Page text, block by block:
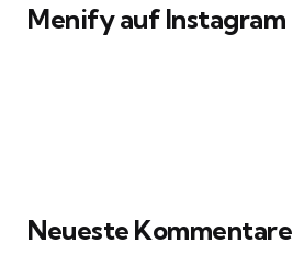
Menify auf Instagram
Neueste Kommentare